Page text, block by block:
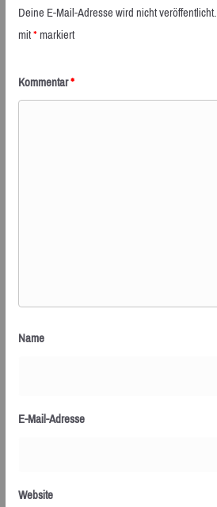
Deine E-Mail-Adresse wird nicht veröffentlicht.
mit*markiert
Kommentar*
Name
E-Mail-Adresse
Website